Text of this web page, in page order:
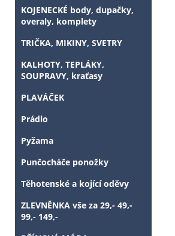
KOJENECKÉ body, dupačky,
overaly, komplety
TRIČKA, MIKINY, SVETRY
KALHOTY, TEPLÁKY,
SOUPRAVY, kraťasy
PLAVÁČEK
Prádlo
Pyžama
Punčocháče ponožky
Těhotenské a kojící oděvy
ZLEVNĚNKA vše za 29,- 49,-
99,- 149,-